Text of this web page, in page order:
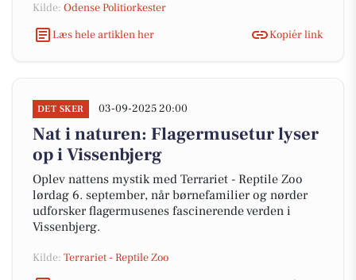
Kilde: Odense Politiorkester
Læs hele artiklen her
Kopiér link
DET SKER 03-09-2025 20:00
Nat i naturen: Flagermusetur lyser
op i Vissenbjerg
Oplev nattens mystik med Terrariet - Reptile Zoo
lørdag 6. september, når børnefamilier og nørder
udforsker flagermusenes fascinerende verden i
Vissenbjerg.
Kilde: Terrariet - Reptile Zoo